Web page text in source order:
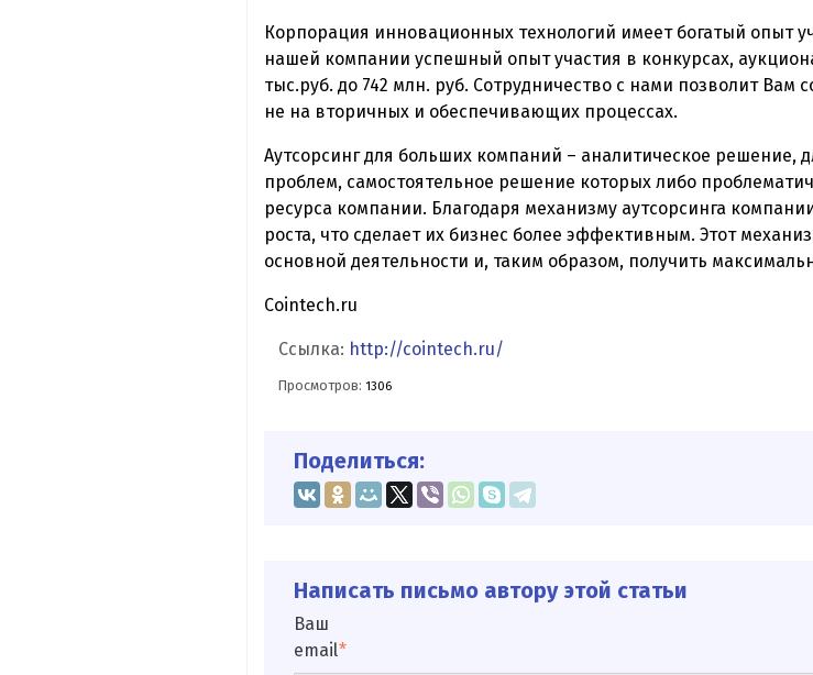
Корпорация инновационных технологий имеет богатый опыт
нашей компании успешный опыт участия в конкурсах,
тыс.руб. до 742 млн. руб. Сотрудничество с нами позволит Вам
не на вторичных и обеспечивающих процессах.
Аутсорсинг для больших компаний – аналитическое решение,
проблем, самостоятельное решение которых либо
ресурса компании. Благодаря механизму аутсорсинга
роста, что сделает их бизнес более эффективным. Этот
основной деятельности и, таким образом, получить
Cointech.ru
Ссылка: http://cointech.ru/
Просмотров:1306
Поделиться:
Написать письмо автору этой статьи
Ваш
email